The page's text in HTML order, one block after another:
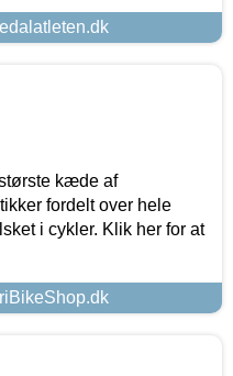
kæde af
fordelt over hele
i cykler. Klik her for at